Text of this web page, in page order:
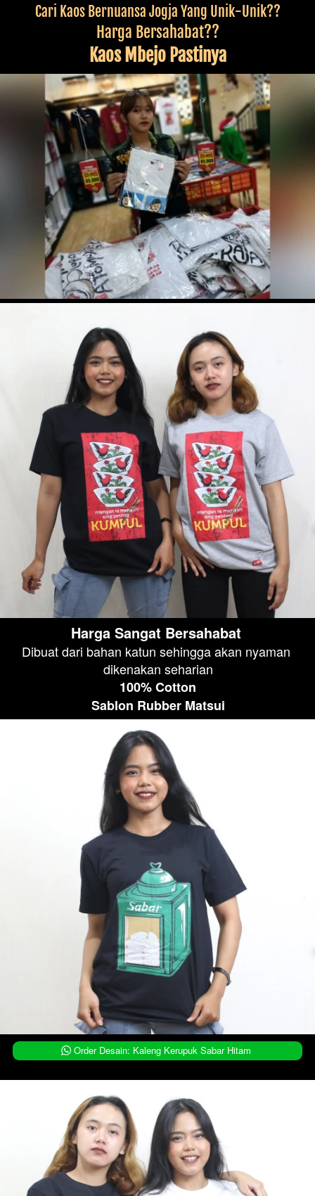
Cari Kaos Bernuansa Jogja Yang Unik-Unik??
Harga Bersahabat??
Kaos Mbejo Pastinya
Harga Sangat Bersahabat
Dibuat dari bahan katun sehingga akan nyaman
dikenakan seharian
100% Cotton
Sablon Rubber Matsui
` Order Desain: Kaleng Kerupuk Sabar Hitam